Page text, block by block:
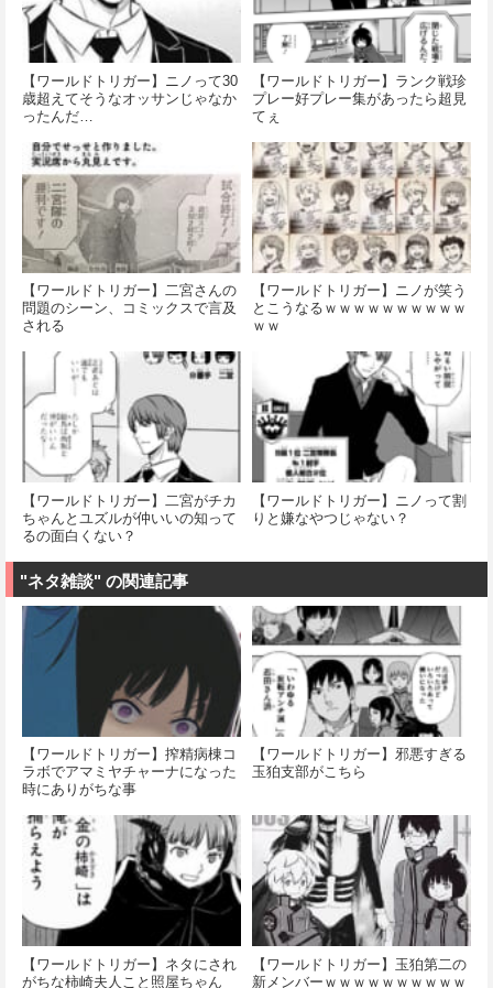
【ワールドトリガー】ニノって30
歳超えてそうなオッサンじゃなか
ったんだ…
【ワールドトリガー】ランク戦珍
プレー好プレー集があったら超見
てぇ
【ワールドトリガー】二宮さんの
問題のシーン、コミックスで言及
される
【ワールドトリガー】ニノが笑う
とこうなるｗｗｗｗｗｗｗｗｗｗ
ｗｗ
【ワールドトリガー】二宮がチカ
ちゃんとユズルが仲いいの知って
るの面白くない？
【ワールドトリガー】ニノって割
りと嫌なやつじゃない？
"ネタ雑談" の関連記事
【ワールドトリガー】搾精病棟コ
ラボでアマミヤチャーナになった
時にありがちな事
【ワールドトリガー】邪悪すぎる
玉狛支部がこちら
【ワールドトリガー】ネタにされ
がちな柿崎夫人こと照屋ちゃん
【ワールドトリガー】玉狛第二の
新メンバーｗｗｗｗｗｗｗｗｗｗ